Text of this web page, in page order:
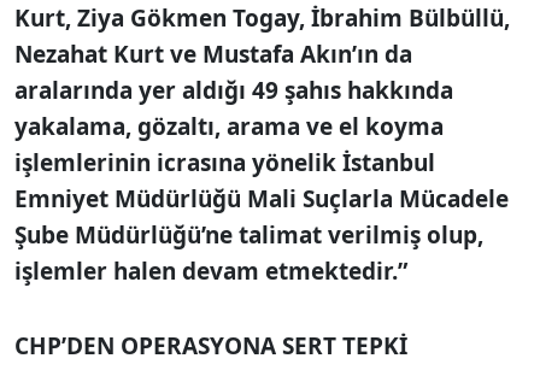
Kurt, Ziya Gökmen Togay, İbrahim Bülbüllü,
Nezahat Kurt ve Mustafa Akın’ın da
aralarında yer aldığı 49 şahıs hakkında
yakalama, gözaltı, arama ve el koyma
işlemlerinin icrasına yönelik İstanbul
Emniyet Müdürlüğü Mali Suçlarla Mücadele
Şube Müdürlüğü’ne talimat verilmiş olup,
işlemler halen devam etmektedir.”
CHP’DEN OPERASYONA SERT TEPKİ